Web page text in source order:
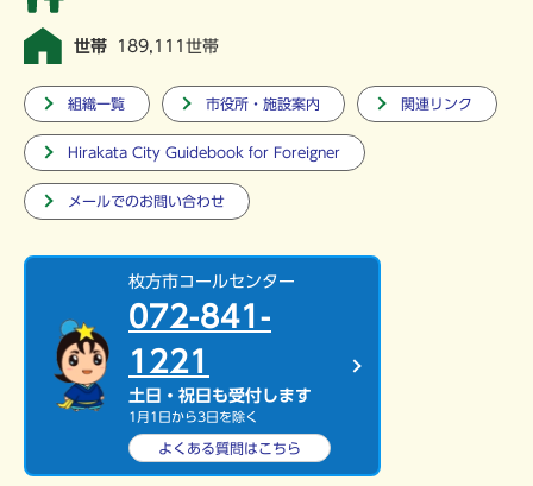
世帯 189,111世帯
組織一覧 市役所・施設案内 関連リンク
Hirakata City Guidebook for Foreigner
メールでのお問い合わせ
枚方市コールセンター
072-841-
1221
土日・祝日も受付します
1月1日から3日を除く
よくある質問はこちら